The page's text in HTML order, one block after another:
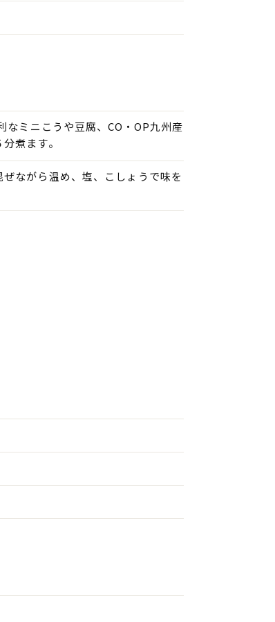
ミニこうや豆腐、CO・OP九州産
煮ます。
ながら温め、塩、こしょうで味を